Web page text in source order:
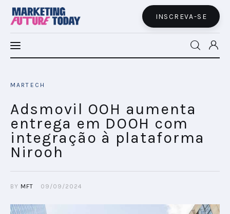
INSCREVA-SE
INSIGHTS
FUTURE BRAND LAB
MARTECH
MARTECH
Adsmovil OOH aumenta
entrega em DOOH com
integração à plataforma
Nirooh
BY MFT 09/09/2024